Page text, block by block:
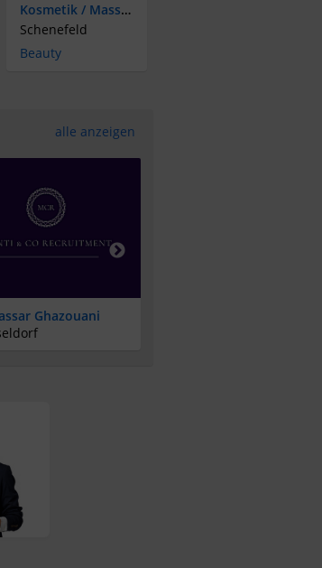
Kosmetik / Massage liege
Schenefeld
Beauty
alle anzeigen
Ghazouani